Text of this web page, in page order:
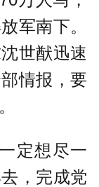
军南下。
世猷迅速
情报，要
定想尽一
，完成党